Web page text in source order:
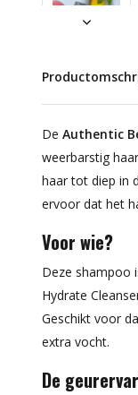
De Authentic
weerbarstig
haar tot diep in
ervoor dat het
Voor wie?
Deze shampoo
Hydrate
Geschikt voor
extra vocht.
De